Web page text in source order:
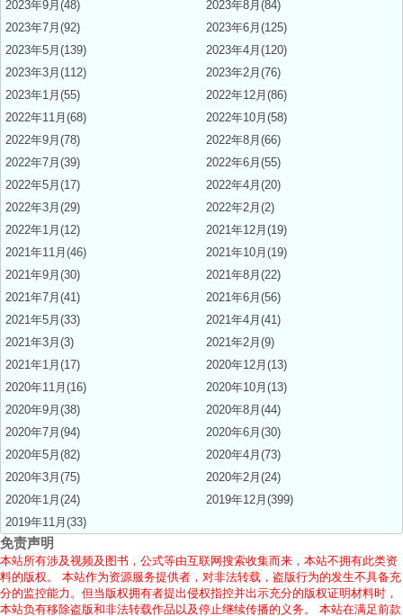
2023年9月(48)
2023年8月(84)
2023年7月(92)
2023年6月(125)
2023年5月(139)
2023年4月(120)
2023年3月(112)
2023年2月(76)
2023年1月(55)
2022年12月(86)
2022年11月(68)
2022年10月(58)
2022年9月(78)
2022年8月(66)
2022年7月(39)
2022年6月(55)
2022年5月(17)
2022年4月(20)
2022年3月(29)
2022年2月(2)
2022年1月(12)
2021年12月(19)
2021年11月(46)
2021年10月(19)
2021年9月(30)
2021年8月(22)
2021年7月(41)
2021年6月(56)
2021年5月(33)
2021年4月(41)
2021年3月(3)
2021年2月(9)
2021年1月(17)
2020年12月(13)
2020年11月(16)
2020年10月(13)
2020年9月(38)
2020年8月(44)
2020年7月(94)
2020年6月(30)
2020年5月(82)
2020年4月(73)
2020年3月(75)
2020年2月(24)
2020年1月(24)
2019年12月(399)
2019年11月(33)
免责声明
本站所有涉及视频及图书，公式等由互联网搜索收集而来，本站不拥有此类资
料的版权。 本站作为资源服务提供者，对非法转载，盗版行为的发生不具备充
分的监控能力。但当版权拥有者提出侵权指控并出示充分的版权证明材料时，
本站负有移除盗版和非法转载作品以及停止继续传播的义务。 本站在满足前款